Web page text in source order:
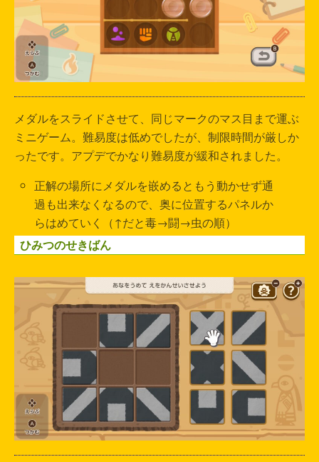
メダルをスライドさせて、同じマークのマス目まで運ぶ
ミニゲーム。難易度は低めでしたが、制限時間が厳しか
ったです。アプデでかなり難易度が緩和されました。
正解の場所にメダルを嵌めるともう動かせず通
過も出来なくなるので、奥に位置するパネルか
らはめていく（↑だと毒→闘→虫の順）
ひみつのせきばん